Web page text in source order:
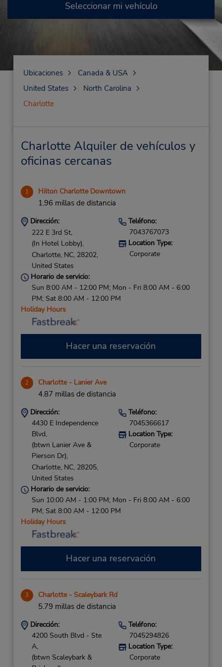
Seleccionar mi vehículo
Ubicaciones
Canada & USA
United States
North Carolina
Charlotte
Charlotte Alquiler de vehículos y
oficinas cercanas
1 Hilton Charlotte Downtown
1.96 millas de distancia
Dirección:
222 E 3rd St,
(In Hotel Lobby),
Charlotte, NC, 28202,
United States
Teléfono:
7043767073
Location Type:
Corporate
Horario de servicio:
Sun 8:00 AM - 12:00 PM; Mon - Fri 8:00 AM - 6:00
PM; Sat 8:00 AM - 12:00 PM
Holiday Hours
Hacer una reservación
2 Charlotte - Lanier Ave
4.87 millas de distancia
Dirección:
4430 E Independence
Blvd,
(btwn Lanier Ave &
Pierson Dr),
Charlotte, NC, 28205,
United States
Teléfono:
7045366617
Location Type:
Corporate
Horario de servicio:
Sun 10:00 AM - 1:00 PM; Mon - Fri 8:00 AM - 6:00
PM; Sat 8:00 AM - 12:00 PM
Holiday Hours
Hacer una reservación
3 Charlotte - Scaleybark Rd
5.79 millas de distancia
Dirección:
4200 South Blvd - Ste
A,
(btwn Scaleybark &
Teléfono:
7045294826
Location Type:
Corporate